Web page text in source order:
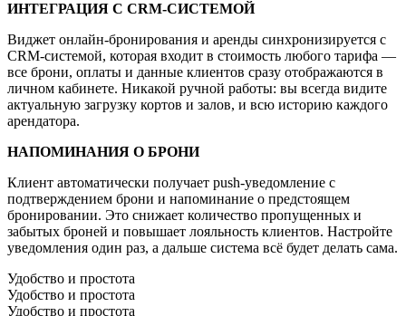
ИНТЕГРАЦИЯ С CRM-СИСТЕМОЙ
Виджет онлайн-бронирования и аренды синхронизируется с
CRM-системой, которая входит в стоимость любого тарифа —
все брони, оплаты и данные клиентов сразу отображаются в
личном кабинете. Никакой ручной работы: вы всегда видите
актуальную загрузку кортов и залов, и всю историю каждого
арендатора.
НАПОМИНАНИЯ О БРОНИ
Клиент автоматически получает push-уведомление с
подтверждением брони и напоминание о предстоящем
бронировании. Это снижает количество пропущенных и
забытых броней и повышает лояльность клиентов. Настройте
уведомления один раз, а дальше система всё будет делать сама.
Удобство и простота
Удобство и простота
Удобство и простота